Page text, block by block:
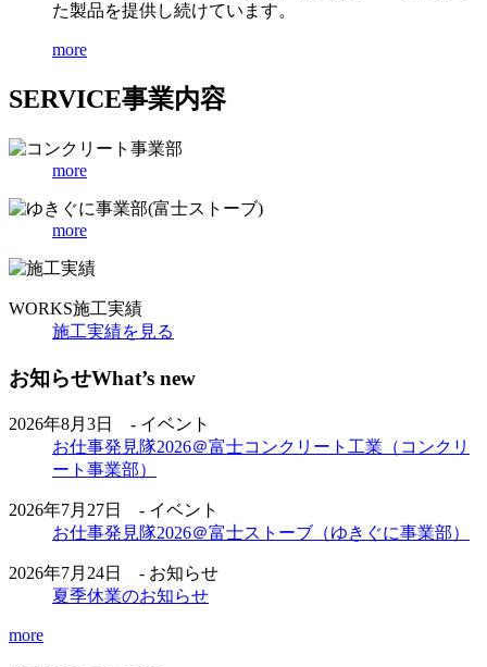
た製品を提供し続けています。
more
SERVICE事業内容
more
more
WORKS施工実績
施工実績を見る
お知らせWhat’s new
2026年8月3日 - イベント
お仕事発見隊2026＠富士コンクリート工業（コンクリ
ート事業部）
2026年7月27日 - イベント
お仕事発見隊2026＠富士ストーブ（ゆきぐに事業部）
2026年7月24日 - お知らせ
夏季休業のお知らせ
more